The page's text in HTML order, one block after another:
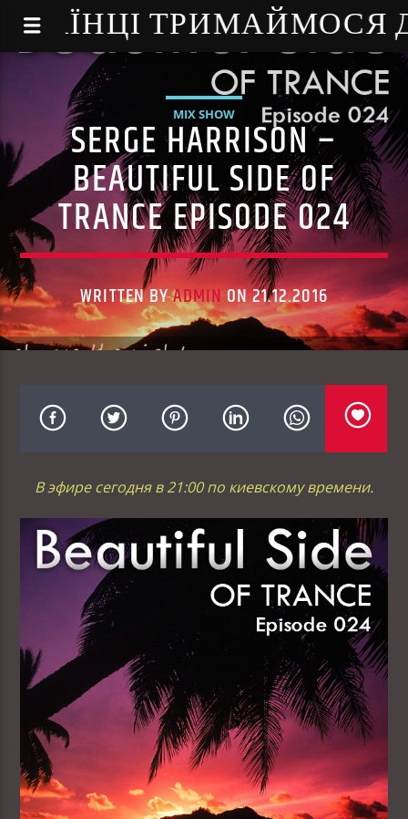
- УКРАЇНЦІ
MIX SHOW
SERGE HARRISON –
BEAUTIFUL SIDE OF
TRANCE EPISODE 024
WRITTEN BYADMIN ON 21.12.2016
В эфире сегодня в 21:00 по киевскому времени.